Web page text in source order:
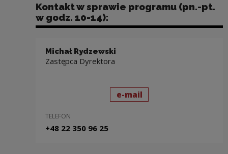
Kontakt w sprawie programu (pn.-pt.
w godz. 10-14):
Michał Rydzewski
Za­stęp­ca Dyrektora
wyślij wiadomość
e-maildo: Michał Rydzewski
TELEFON
+48 22 350 96 25